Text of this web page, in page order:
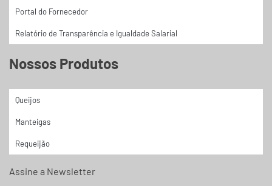
Portal do Fornecedor
Relatório de Transparência e Igualdade Salarial
Nossos Produtos
Queijos
Manteigas
Requeijão
Assine a Newsletter